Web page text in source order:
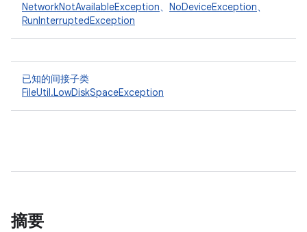
NetworkNotAvailableException、 NoDeviceException、
RunInterruptedException
已知的间接子类
FileUtil.LowDiskSpaceException
摘要